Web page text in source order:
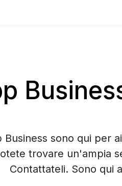
Business sono qui per
trovare un'ampia
Contattateli. Sono qui